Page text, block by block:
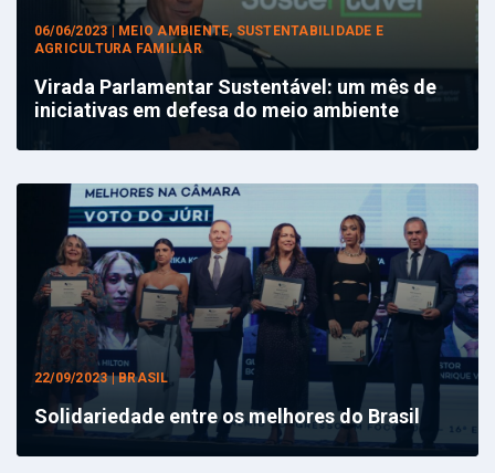
06/06/2023 | MEIO AMBIENTE, SUSTENTABILIDADE E
AGRICULTURA FAMILIAR
Virada Parlamentar Sustentável: um mês de
iniciativas em defesa do meio ambiente
22/09/2023 | BRASIL
Solidariedade entre os melhores do Brasil